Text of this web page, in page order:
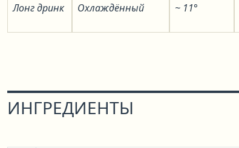
Лонг дринк
Охлаждённый
~ 11°
ИНГРЕДИЕНТЫ